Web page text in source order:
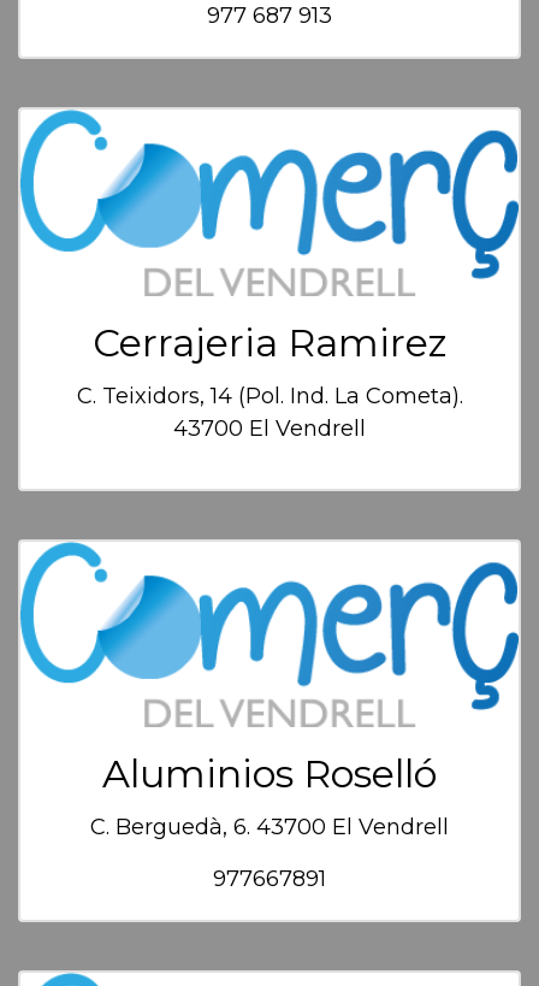
977 687 913
Cerrajeria Ramirez
C. Teixidors, 14 (Pol. Ind. La Cometa).
43700 El Vendrell
Aluminios Roselló
C. Berguedà, 6. 43700 El Vendrell
977667891